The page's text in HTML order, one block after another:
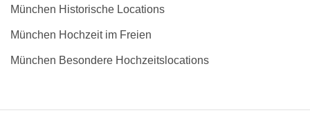
München Historische Locations
München Hochzeit im Freien
München Besondere Hochzeitslocations